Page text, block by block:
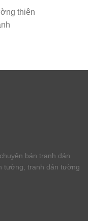
thiên
chuyên bán tranh dán
tường, tranh dán tường